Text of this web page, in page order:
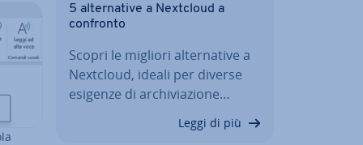
5 al­ter­na­ti­ve a Nextcloud a
confronto
Scopri le migliori al­ter­na­ti­ve a
Nextcloud, ideali per diverse
esigenze di ar­chi­via­zio­ne…
Leggi di più